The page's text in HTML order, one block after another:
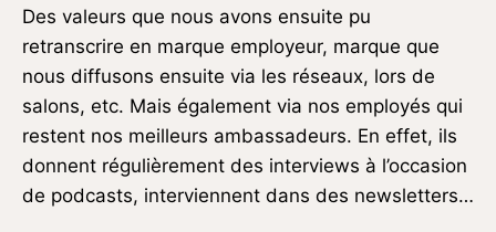
Des valeurs que nous avons ensuite pu
retranscrire en marque employeur, marque que
nous diffusons ensuite via les réseaux, lors de
salons, etc. Mais également via nos employés qui
restent nos meilleurs ambassadeurs. En effet, ils
donnent régulièrement des interviews à l’occasion
de podcasts, interviennent dans des newsletters…